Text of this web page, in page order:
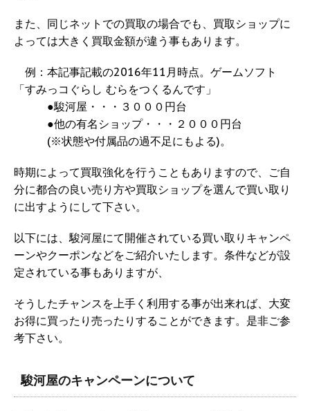
また、同じネットでの買取の場合でも、買取ショップに
よっては大きく買取金額が違う事もあります。
例：本記事記載の2016年11月時点。ゲームソフト
「すみっコぐらし むらをつくるんです」
●駿河屋・・・３０００円台
●他の有名ショップ・・・２０００円台
(※状態や付属品の過不足にもよる)。
時期によって買取強化を行うこともありますので、ご自
分に都合の良い売り方や買取ショップを選んで買い取り
に出すようにして下さい。
以下には、駿河屋にて開催されている買い取りキャンペ
ーンやクーポンなどをご紹介いたします。条件などが設
定されている事もありますが、
そうしたチャンスを上手く利用する事が出来れば、大変
お得に買ったり売ったりすることができます。是非ご参
考下さい。
駿河屋のキャンペーンについて